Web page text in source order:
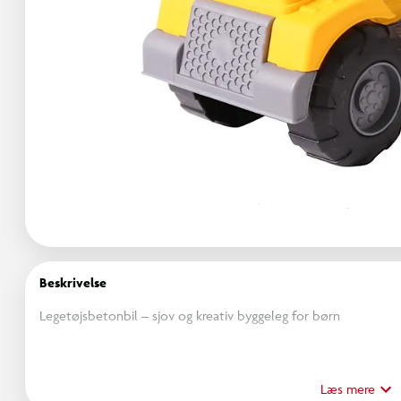
Beskrivelse
Legetøjsbetonbil – sjov og kreativ byggeleg for børn
udseende cementbil er ideel til sandkasse- eller byggelege,
Læs mere